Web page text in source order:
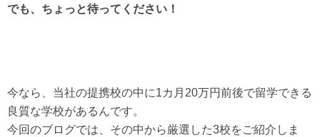
でも、ちょっと待ってください！
今なら、当社の提携校の中に1カ月20万円前後で留学できる
良質な学校があるんです。
今回のブログでは、その中から厳選した3校をご紹介しま